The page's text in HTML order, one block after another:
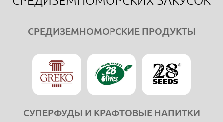
СРЕДИЗЕМНОМОРСКИЕ ПРОДУКТЫ
СУПЕРФУДЫ И КРАФТОВЫЕ НАПИТКИ